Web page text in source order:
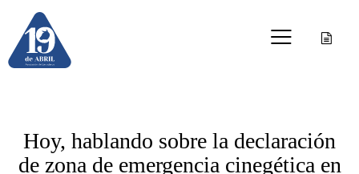
Hoy, hablando sobre la declaración
de zona de emergencia cinegética en